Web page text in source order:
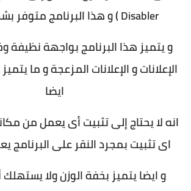
Disabler ) و هذا البرنامج متوفر بشكل مجانى
و يتميز هذا البرنامج بواجهة نظيفة
الإعلانات و الإعلانات المزعجة و ما
ايضا
انه لا يحتاج إلى تثبيت أى يعمل من
اى تثبيت بمجرد النقر على البرنامج
و ايضا يتميز بخفة الوزن ولا